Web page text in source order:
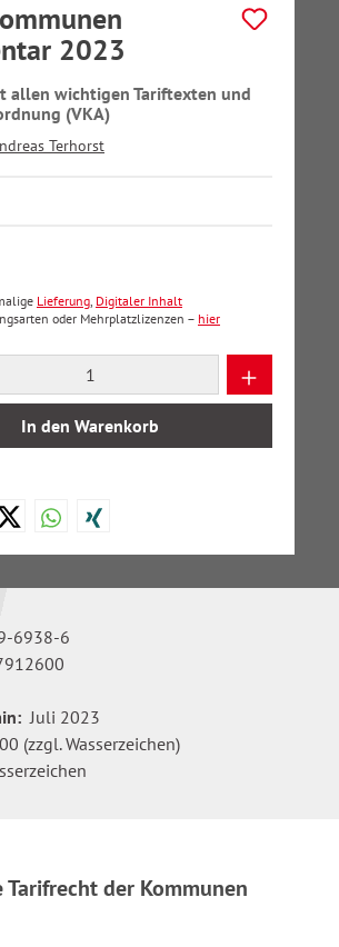
2023
allen wichtigen Tariftexten und
(VKA)
Terhorst
Lieferung, Digitaler Inhalt
oder Mehrplatzlizenzen – hier
Anzahl: Gib den gewünschten
In den Warenkorb
6938-6
Juli 2023
(zzgl. Wasserzeichen)
Tarifrecht der Kommunen